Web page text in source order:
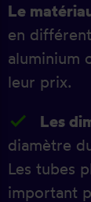
Le
en
aluminium
leur prix.
Les
diamètre
Les tubes
important